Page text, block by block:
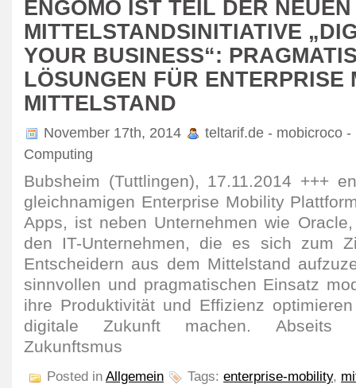
ENGOMO IST TEIL DER NEUEN
MITTELSTANDSINITIATIVE
YOUR BUSINESS“:
LÖSUNGEN FÜR ENTERPRISE
MITTELSTAND
November 17th, 2014
teltarif.de - mobicroco
Computing
Bubsheim (Tuttlingen), 17.11.2014 +++
gleichnamigen Enterprise Mobility
Apps, ist neben Unternehmen wie
den IT-Unternehmen, die es sich zum
Entscheidern aus dem Mittelstand
sinnvollen und pragmatischen Einsatz
ihre Produktivität und Effizienz
digitale Zukunft machen. Abseits
Zukunftsmus
Posted in Allgemein Tags: enterprise-mobility,